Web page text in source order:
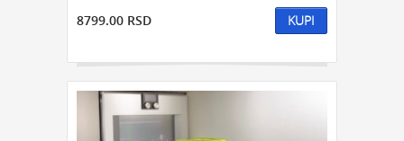
8799.00 RSD KUPI